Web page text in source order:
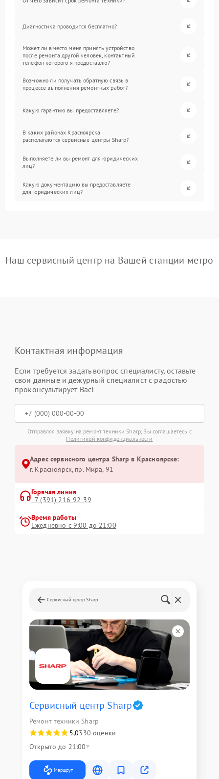
Диагностика проводится бесплатно?
Может ли вместо меня принять устройство
после ремонта другой человек, контактный
телефон которого я предоставлю?
Возможно ли получать обратную связь в
процессе выполнения ремонтных работ?
Какую гарантию вы предоставляете?
В каких районах Красноярска
располагаются сервисные центры Sharp?
Выполняете ли вы ремонт для юридических
лиц?
Какую документацию вы предоставляете
для юридических лиц?
Наш сервисный центр на Вашей станции метро
Контактная информация
Если требуется задать вопрос специалисту, оставьте
свои данные и дежурный специалист с радостью
проконсультирует Вас!
Отправляя заявку на ремонт техники Sharp, Вы соглашаетесь с
Политикой конфиденциальности
Адрес сервисного центра Sharp в Красноярске:
г. Красноярск, ​пр. Мира, 91
Горячая линия
+7 (391) 216-92-39
Время работы
Ежедневно с 9:00 до 21:00
Сервисный центр Sharp
Сервисный центр Sharp
Ремонт техники Sharp
5,0330 оценки
Открыто до 21:00
Маршрут